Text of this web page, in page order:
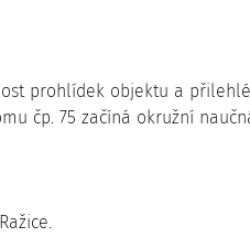
prohlídek objektu a
čp. 75 začíná okružní